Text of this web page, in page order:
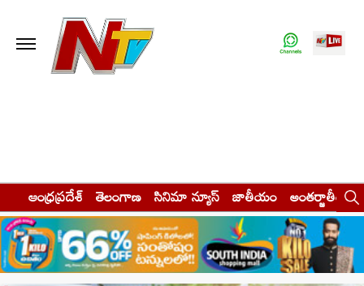
ఆంధ్రప్రదేశ్ తెలంగాణ సినిమా న్యూస్ జాతీయం అంతర్జాతీయం